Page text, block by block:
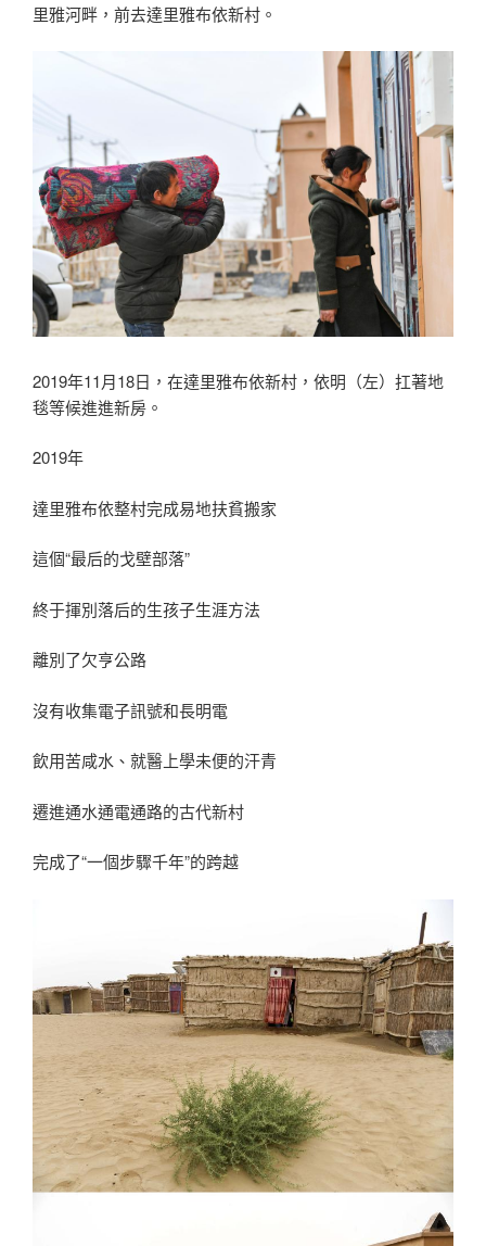
里雅河畔，前去達里雅布依新村。
2019年11月18日，在達里雅布依新村，依明（左）扛著地
毯等候進進新房。
2019年
達里雅布依整村完成易地扶貧搬家
這個“最后的戈壁部落”
終于揮別落后的生孩子生涯方法
離別了欠亨公路
沒有收集電子訊號和長明電
飲用苦咸水、就醫上學未便的汗青
遷進通水通電通路的古代新村
完成了“一個步驟千年”的跨越